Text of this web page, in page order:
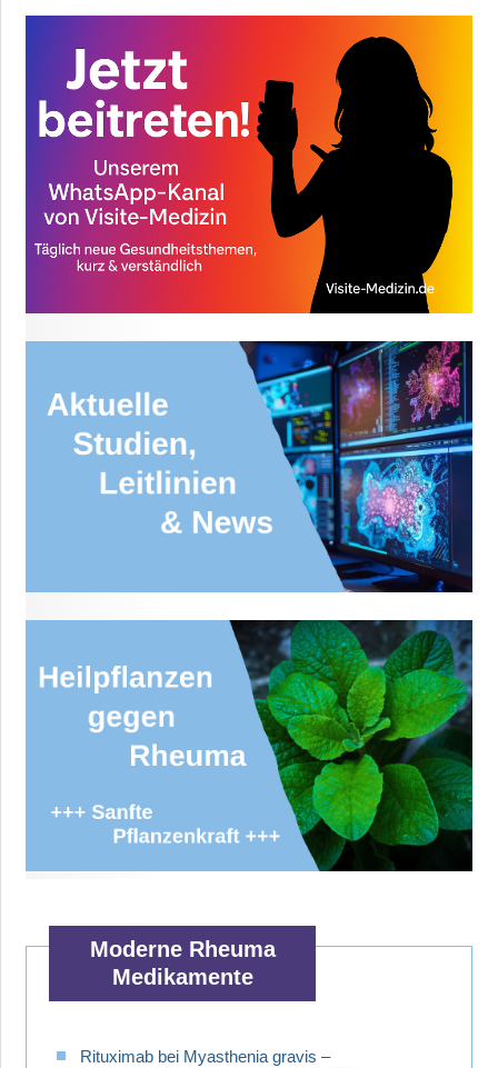
Moderne Rheuma
Medikamente
Rituximab bei Myasthenia gravis –